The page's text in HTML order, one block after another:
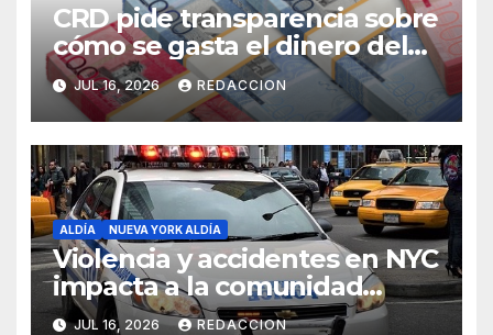
CRD pide transparencia sobre
cómo se gasta el dinero del
Seguro Familiar de Salud
JUL 16, 2026 REDACCION
ALDÍA NUEVA YORK ALDÍA
Violencia y accidentes en NYC
impacta a la comunidad
dominicana
JUL 16, 2026 REDACCION